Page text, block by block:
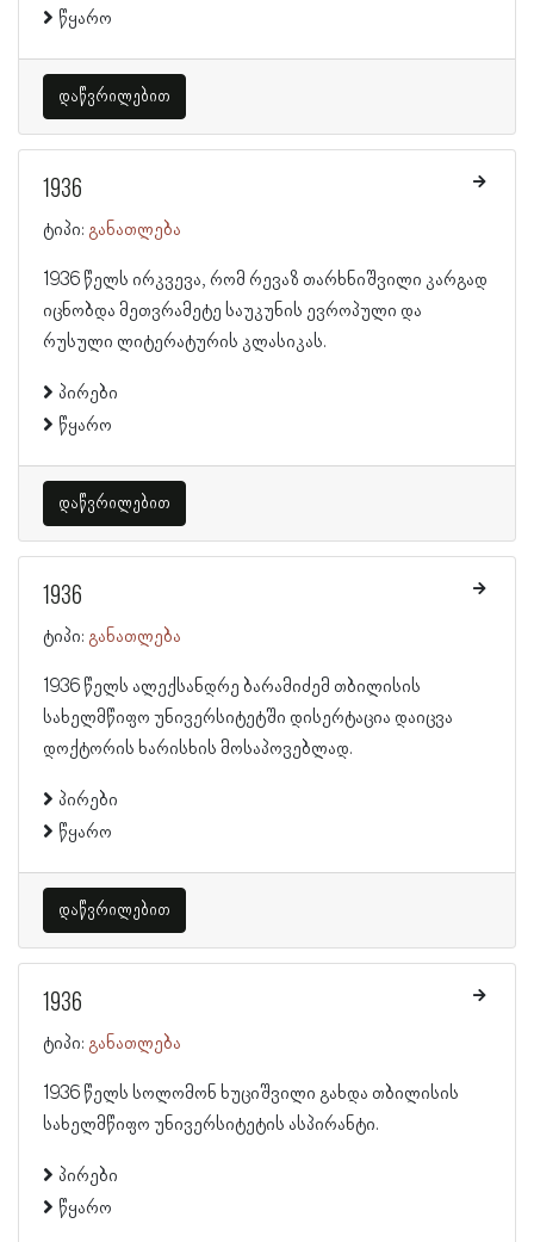
წყარო
დაწვრილებით
1936
ტიპი: განათლება
1936 წელს ირკვევა, რომ რევაზ თარხნიშვილი კარგად
იცნობდა მეთვრამეტე საუკუნის ევროპული და
რუსული ლიტერატურის კლასიკას.
პირები
წყარო
დაწვრილებით
1936
ტიპი: განათლება
1936 წელს ალექსანდრე ბარამიძემ თბილისის
სახელმწიფო უნივერსიტეტში დისერტაცია დაიცვა
დოქტორის ხარისხის მოსაპოვებლად.
პირები
წყარო
დაწვრილებით
1936
ტიპი: განათლება
1936 წელს სოლომონ ხუციშვილი გახდა თბილისის
სახელმწიფო უნივერსიტეტის ასპირანტი.
პირები
წყარო